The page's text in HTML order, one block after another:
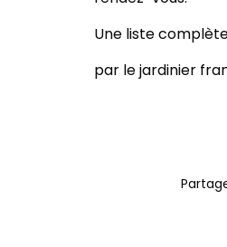
Une liste
par le jardinier